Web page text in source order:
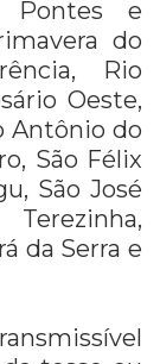
Pontes e
do
Rio
Oeste,
Antônio do
São Félix
São José
da Serra e